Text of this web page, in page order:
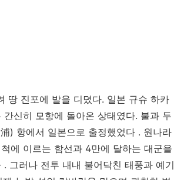
땅 진포에 발을 디뎠다. 일본 규슈 하카
신히 모항에 돌아온 상태였다. 불과 두
) 항에서 일본으로 출정했었다 . 원나라
에 이르는 함선과 4만에 달하는 대군을
그러나 전투 내내 불어닥친 태풍과 예기